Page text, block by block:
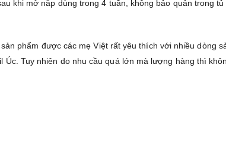
khi mở nắp dùng trong 4 tuần, không bảo quản trong
phẩm được các mẹ Việt rất yêu thích với nhiều dòng
Tuy nhiên do nhu cầu quá lớn mà lượng hàng thì